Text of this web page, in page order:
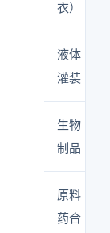
衣）
液体
灌装
生物
制品
原料
药合